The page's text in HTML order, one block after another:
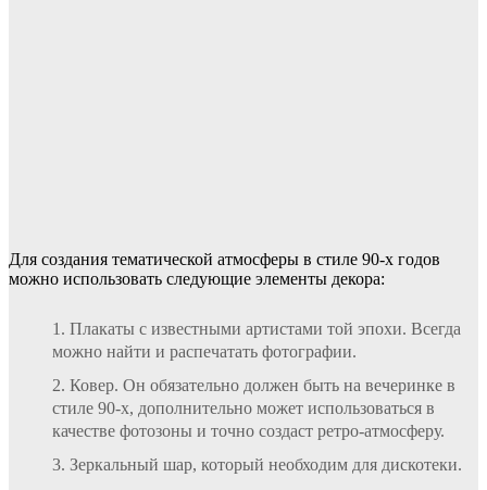
Для создания тематической атмосферы в стиле 90-х годов
можно использовать следующие элементы декора:
Плакаты с известными артистами той эпохи. Всегда
можно найти и распечатать фотографии.
Ковер. Он обязательно должен быть на вечеринке в
стиле 90-х, дополнительно может использоваться в
качестве фотозоны и точно создаст ретро-атмосферу.
Зеркальный шар, который необходим для дискотеки.